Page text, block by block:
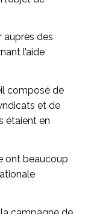
auprès des
l’aide
composé de
et de
étaient en
ont beaucoup